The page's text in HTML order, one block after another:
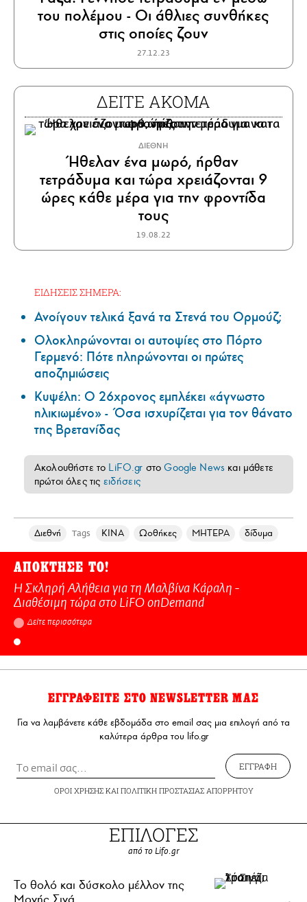
του πολέμου - Οι άθλιες συνθήκες
στις οποίες ζουν
27.12.23
ΔΕΙΤΕ ΑΚΟΜΑ
ΔΙΕΘΝΗ
Ήθελαν ένα μωρό, ήρθαν
τετράδυμα και τώρα χρειάζονται 9
ώρες κάθε μέρα για την φροντίδα
τους
19.08.22
ΕΙΔΗΣΕΙΣ ΣΗΜΕΡΑ:
Ανοίγουν τελικά ξανά τα Στενά του Ορμούζ;
Ολοκληρώνονται οι αυτοψίες στο Πόρτο
Γερμενό: Πότε πληρώνονται οι πρώτες
αποζημιώσεις
Κυψέλη: Ο 26χρονος εμπλέκει «άγνωστο
ηλικιωμένο» - Όσα ισχυρίζεται για τον θάνατο
της Βρετανίδας
Ακολουθήστε το LiFO.gr στοGoogle News και μάθετε
πρώτοι όλες τις ειδήσεις
Διεθνή Tags ΚΙΝΑ Ωοθήκες ΜΗΤΕΡΑ δίδυμα
ΑΠΟΚΤΗΣΕ ΤΟ!
Η Σκληρή Αλήθεια για τη Μαλβίνα Κάραλη -
Διαθέσιμη τώρα στo LiFO onDemand
Δείτε περισσότερα
ΕΓΓΡΑΦΕΙΤΕ ΣΤΟ NEWSLETTER ΜΑΣ
Για να λαμβάνετε κάθε εβδομάδα στο email σας μια επιλογή από τα
καλύτερα άρθρα του lifo.gr
ΕΓΓΡΑΦΗ
ΟΡΟΙ ΧΡΗΣΗΣΚΑΙ ΠΟΛΙΤΙΚΗ ΠΡΟΣΤΑΣΙΑΣ ΑΠΟΡΡΗΤΟΥ
ΕΠΙΛΟΓΕΣ
από το Lifo.gr
Το θολό και δύσκολο μέλλον της